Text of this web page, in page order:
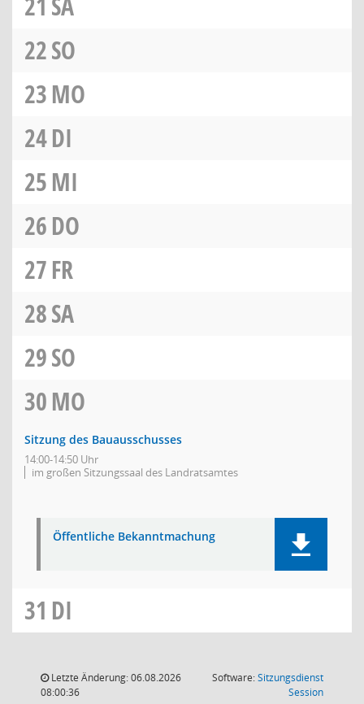
22SO
23MO
24DI
25MI
26DO
27FR
28SA
29SO
30MO
Sitzung des Bauausschusses
14:00-14:50 Uhr
im großen Sitzungssaal des Landratsamtes
Öffentliche Bekanntmachung
31 DI
Letzte Änderung: 06.08.2026
08:00:36
Software:Sitzungsdienst
Session(Wird in